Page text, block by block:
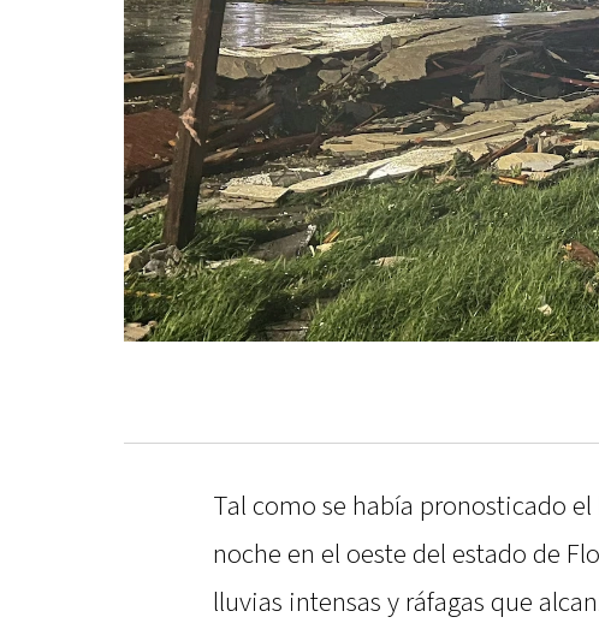
Tal como se había pronosticado
noche en el oeste del estado de
lluvias intensas y ráfagas que